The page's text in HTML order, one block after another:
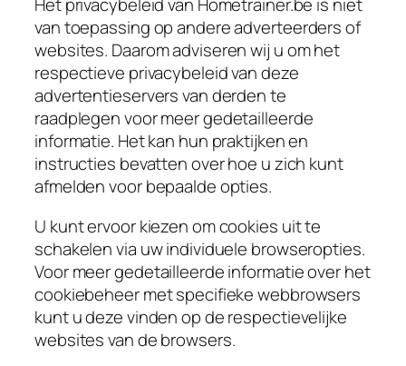
van toepassing op andere adverteerders of
websites. Daarom adviseren wij u om het
respectieve privacybeleid van deze
advertentieservers van derden te
raadplegen voor meer gedetailleerde
informatie. Het kan hun praktijken en
instructies bevatten over hoe u zich kunt
afmelden voor bepaalde opties.
U kunt ervoor kiezen om cookies uit te
schakelen via uw individuele browseropties.
Voor meer gedetailleerde informatie over het
cookiebeheer met specifieke webbrowsers
kunt u deze vinden op de respectievelijke
websites van de browsers.